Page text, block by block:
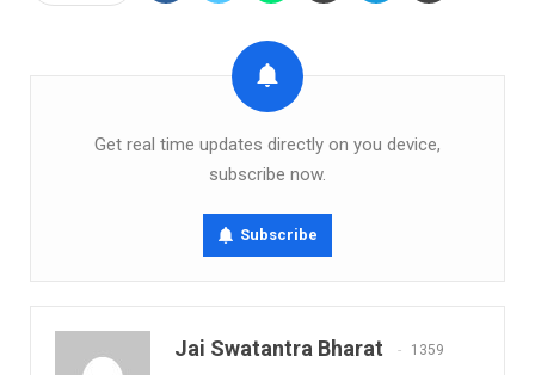
Get real time updates directly on you device,
subscribe now.
Subscribe
Jai Swatantra Bharat 1359